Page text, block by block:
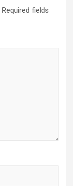
Required fields